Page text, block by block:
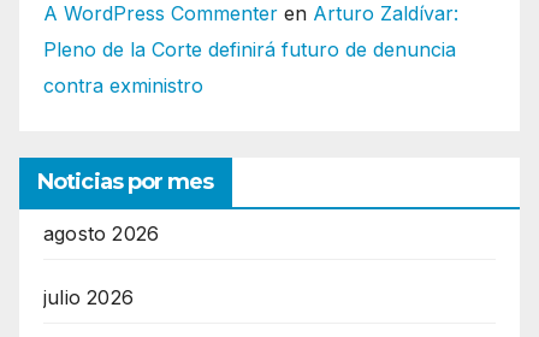
A WordPress Commenter en Arturo Zaldívar:
Pleno de la Corte definirá futuro de denuncia
contra exministro
Noticias por mes
agosto 2026
julio 2026